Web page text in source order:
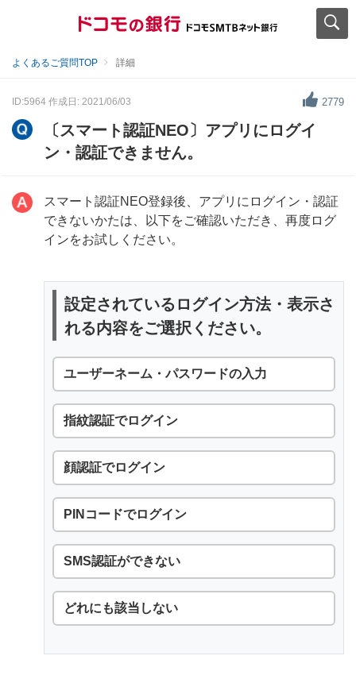
よくあるご質問TOP 詳細
ID:5964 作成日: 2021/06/03 2779
〔スマート認証NEO〕アプリにログイ
ン・認証できません。
スマート認証NEO登録後、アプリにログイン・認証
できないかたは、以下をご確認いただき、再度ログ
インをお試しください。
設定されているログイン方法・表示さ
れる内容をご選択ください。
ユーザーネーム・パスワードの入力
指紋認証でログイン
顔認証でログイン
PINコードでログイン
SMS認証ができない
どれにも該当しない